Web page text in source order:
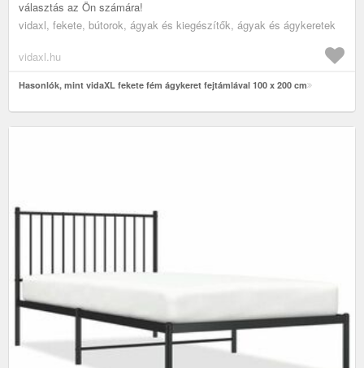
választás az Ön számára!
vidaxl, fekete, bútorok, ágyak és kiegészítők, ágyak és ágykeretek
vidaxl.hu
Hasonlók, mint vidaXL fekete fém ágykeret fejtámlával 100 x 200 cm